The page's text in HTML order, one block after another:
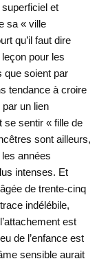
superficiel et
sa « ville
qu’il faut dire
pour les
que soient par
tendance à croire
un lien
se sentir « fille de
sont ailleurs,
années
intenses. Et
de trente-cinq
indélébile,
est
de l’enfance est
sensible aurait